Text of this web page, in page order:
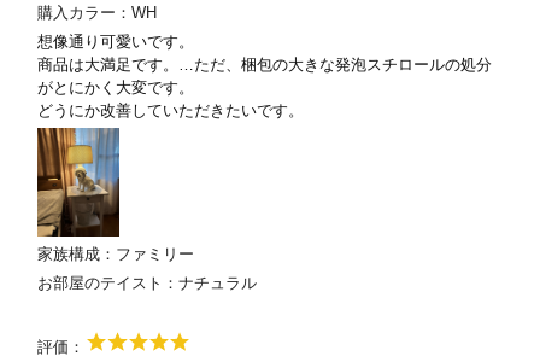
購入カラー： WH
想像通り可愛いです。
商品は大満足です。…ただ、梱包の大きな発泡スチロールの処分
がとにかく大変です。
どうにか改善していただきたいです。
家族構成： ファミリー
お部屋のテイスト： ナチュラル
評価：